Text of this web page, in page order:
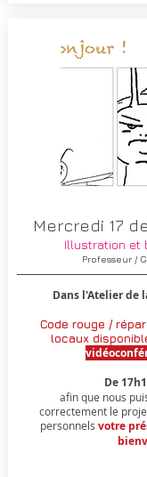
Mercredi 17
Illustration et
Professeur /
Dans l'Atelier de
Code rouge /
locaux
De
afin que nous
correctement le
personnels votre